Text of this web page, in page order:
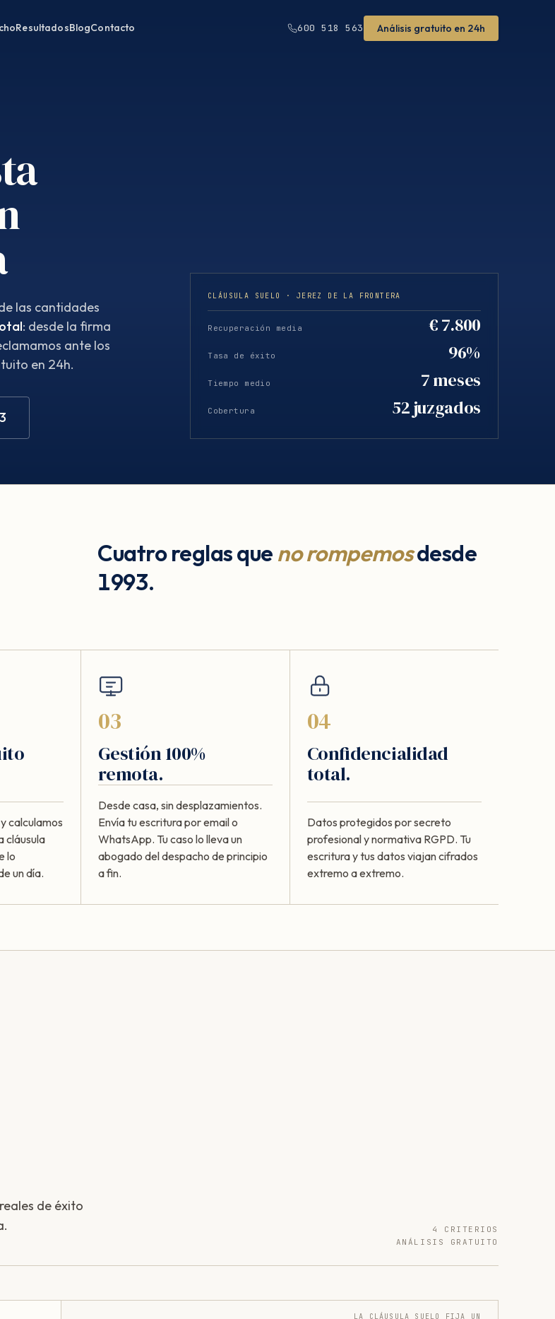
ResultadosBlogContacto 600 518 563 Análisis gratuito en 24h
las cantidades
: desde la firma
ante los
en 24h.
CLÁUSULA SUELO · JEREZ DE LA FRONTERA
Recuperación media € 7.800
Tasa de éxito 96%
Tiempo medio 7 meses
Cobertura 52 juzgados
Cuatro reglas que no rompemosdesde
1993.
calculamos
cláusula
lo
un día.
03
Gestión 100%
remota.
Desde casa, sin desplazamientos.
Envía tu escritura por email o
WhatsApp. Tu caso lo lleva un
abogado del despacho de principio
a fin.
04
Confidencialidad
total.
Datos protegidos por secreto
profesional y normativa RGPD. Tu
escritura y tus datos viajan cifrados
extremo a extremo.
de éxito
4 CRITERIOS
ANÁLISIS GRATUITO
LA CLÁUSULA SUELO FIJA UN